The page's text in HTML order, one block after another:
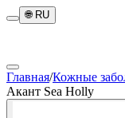
🌐RU
Главная/Кожные
Акант Sea Holly